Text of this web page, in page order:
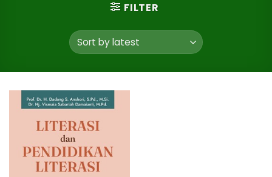
FILTER